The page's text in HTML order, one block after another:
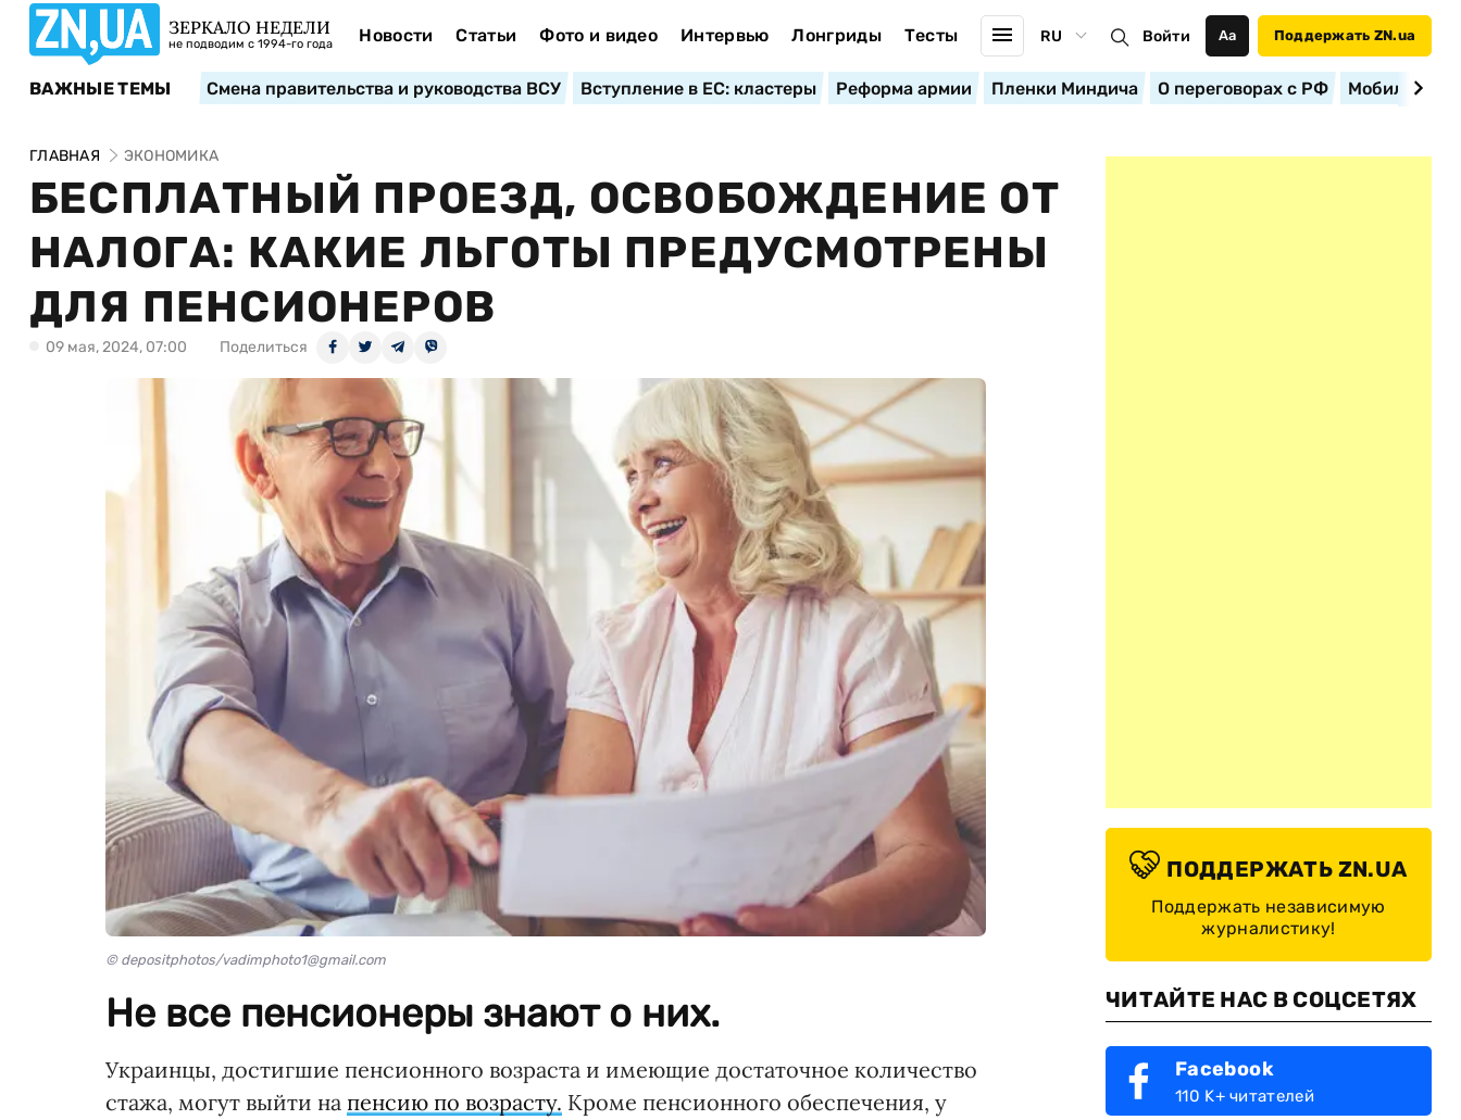
ЗЕРКАЛО НЕДЕЛИ
не подводим с 1994-го года Новости Статьи Фото и видео Интервью Лонгриды Тесты RU Войти Аа Поддержать ZN.ua
ВАЖНЫЕ ТЕМЫ Смена правительства и руководства ВСУ Вступление в ЕС: кластеры Реформа армии Пленки Миндича О переговорах с РФ
ГЛАВНАЯ ЭКОНОМИКА
БЕСПЛАТНЫЙ ПРОЕЗД, ОСВОБОЖДЕНИЕ ОТ
НАЛОГА: КАКИЕ ЛЬГОТЫ ПРЕДУСМОТРЕНЫ
ДЛЯ ПЕНСИОНЕРОВ
09 мая, 2024, 07:00 Поделиться
© depositphotos/vadimphoto1@gmail.com
Не все пенсионеры знают о них.
Украинцы, достигшие пенсионного возраста и имеющие достаточное количество
стажа, могут выйти на пенсию по возрасту. Кроме пенсионного обеспечения, у
ПОДДЕРЖАТЬ ZN.UA
Поддержать независимую
журналистику!
ЧИТАЙТЕ НАС В СОЦСЕТЯХ
Facebook
110 K+ читателей